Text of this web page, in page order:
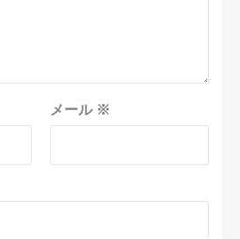
メール ※